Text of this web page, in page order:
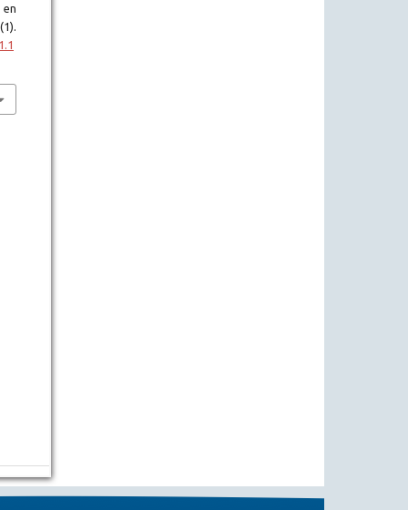
en
(1).